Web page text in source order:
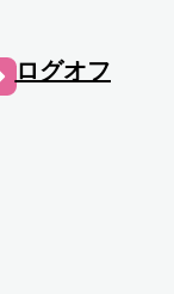
ログオフ